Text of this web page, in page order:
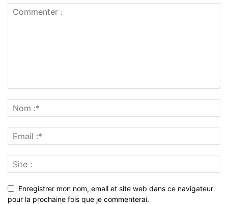
Enregistrer mon nom, email et site web dans ce navigateur
pour la prochaine fois que je commenterai.